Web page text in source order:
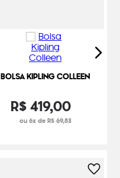
BOLSA KIPLING COLLEEN
R$419,00
ou 6x de R$ 69,83